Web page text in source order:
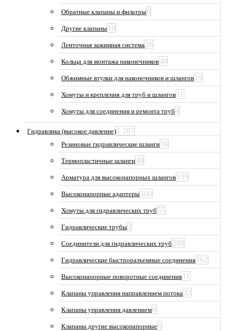
Обратные клапаны и фильтры8
Другие клапаны 10
Ленточная зажимная система26
Кольца для монтажа наконечников40
Обжимные втулки для наконечников и шлангов 19
Хомуты и крепления для труб и шлангов 11
Хомуты для соединения и ремонта труб4
Гидравлика (высокое давление) 1 287
Резиновые гидравлические шланги36
Термопластичные шланги48
Арматура для высоконапорных шлангов339
Высоконапорные адаптеры 160
Хомуты для гидравлических труб 55
Гидравлические трубы2
Соединители для гидравлических труб 288
Гидравлические быстроразъемные соединения 162
Высоконапорные поворотные соединения 11
Клапаны управления направлением потока33
Клапаны управления давлением6
Клапаны другие высоконапорные6